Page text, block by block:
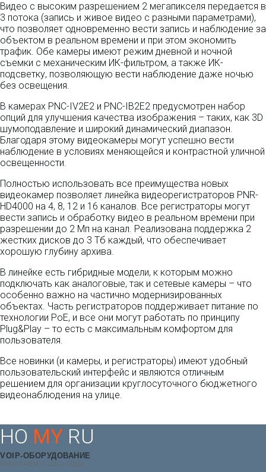
Видео с высоким разрешением 2 мегапикселя передается в
3 потока (запись и живое видео с разными параметрами),
что позволяет одновременно вести запись и наблюдение за
объектом в реальном времени и при этом экономить
трафик. Обе камеры имеют режим дневной и ночной
съемки с механическим ИК-фильтром, а также ИК-
подсветку, позволяющую вести наблюдение даже ночью
без освещения.
В камерах PNC-IV2E2 и PNC-IB2E2 предусмотрен набор
опций для улучшения качества изображения – таких, как 3D
шумоподавление и широкий динамический диапазон.
Благодаря этому видеокамеры могут успешно вести
наблюдение в условиях меняющейся и контрастной уличной
освещенности.
Полностью использовать все преимущества новых
видеокамер позволяет линейка видеорегистраторов PNR-
HD4000 на 4, 8, 12 и 16 каналов. Все регистраторы могут
вести запись и обработку видео в реальном времени при
разрешении до 2 Мп на канал. Реализована поддержка 2
жестких дисков до 3 Тб каждый, что обеспечивает
хорошую глубину архива.
В линейке есть гибридные модели, к которым можно
подключать как аналоговые, так и сетевые камеры – что
особенно важно на частично модернизированных
объектах. Часть регистраторов поддерживает питание по
технологии PoE, и все они могут работать по принципу
Plug&Play – то есть с максимальным комфортом для
пользователя.
Все новинки (и камеры, и регистраторы) имеют удобный
пользовательский интерфейс и являются отличным
решением для организации круглосуточного бюджетного
видеонаблюдения на улице.
HO MY RU
VOIP-ОБОРУДОВАНИЕ
РАБОТАЕМ С 2011 ГОДА